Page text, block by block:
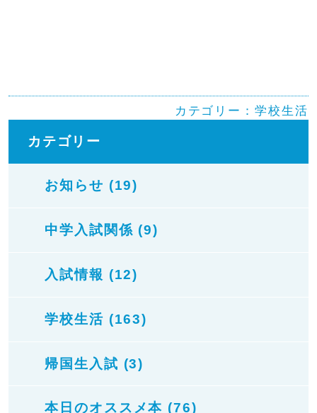
カテゴリー：学校生活
カテゴリー
お知らせ (19)
中学入試関係 (9)
入試情報 (12)
学校生活 (163)
帰国生入試 (3)
本日のオススメ本 (76)